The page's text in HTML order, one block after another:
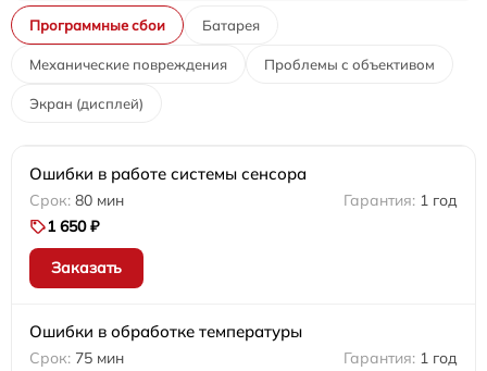
Программные сбои Батарея
Механические повреждения Проблемы с объективом
Экран (дисплей)
Ошибки в работе системы сенсора
80 мин
1 год
1 650 ₽
Заказать
Ошибки в обработке температуры
75 мин
1 год